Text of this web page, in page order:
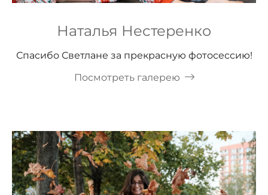
Наталья Нестеренко
Спасибо Светлане за прекрасную фотосессию!
Посмотреть галерею